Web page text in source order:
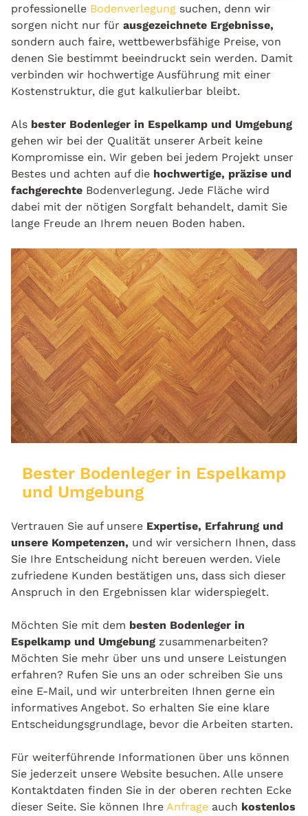
professionelle Bodenverlegung suchen, denn wir
sorgen nicht nur für ausgezeichnete Ergebnisse,
sondern auch faire, wettbewerbsfähige Preise, von
denen Sie bestimmt beeindruckt sein werden. Damit
verbinden wir hochwertige Ausführung mit einer
Kostenstruktur, die gut kalkulierbar bleibt.
Als bester Bodenleger in Espelkamp und Umgebung
gehen wir bei der Qualität unserer Arbeit keine
Kompromisse ein. Wir geben bei jedem Projekt unser
Bestes und achten auf die hochwertige, präzise und
fachgerechte Bodenverlegung. Jede Fläche wird
dabei mit der nötigen Sorgfalt behandelt, damit Sie
lange Freude an Ihrem neuen Boden haben.
Bester Bodenleger in Espelkamp
und Umgebung
Vertrauen Sie auf unsere Expertise, Erfahrung und
unsere Kompetenzen, und wir versichern Ihnen, dass
Sie Ihre Entscheidung nicht bereuen werden. Viele
zufriedene Kunden bestätigen uns, dass sich dieser
Anspruch in den Ergebnissen klar widerspiegelt.
Möchten Sie mit dem besten Bodenleger in
Espelkamp und Umgebung zusammenarbeiten?
Möchten Sie mehr über uns und unsere Leistungen
erfahren? Rufen Sie uns an oder schreiben Sie uns
eine E-Mail, und wir unterbreiten Ihnen gerne ein
informatives Angebot. So erhalten Sie eine klare
Entscheidungsgrundlage, bevor die Arbeiten starten.
Für weiterführende Informationen über uns können
Sie jederzeit unsere Website besuchen. Alle unsere
Kontaktdaten finden Sie in der oberen rechten Ecke
dieser Seite. Sie können Ihre Anfrage auch kostenlos